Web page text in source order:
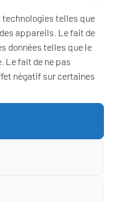
telles que
appareils. Le fait de
données telles que le
Le fait de ne pas
négatif sur certaines